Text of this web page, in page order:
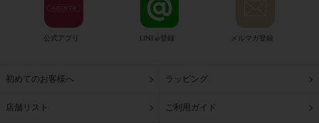
公式アプリ LINE@登録 メルマガ登録
初めてのお客様へ ラッピング
店舗リスト ご利用ガイド